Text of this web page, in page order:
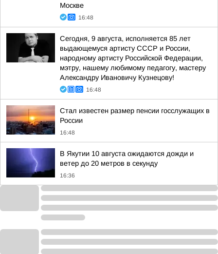
Москве
16:48
Сегодня, 9 августа, исполняется 85 лет
выдающемуся артисту СССР и России,
народному артисту Российской Федерации,
мэтру, нашему любимому педагогу, мастеру
Александру Ивановичу Кузнецову!
16:48
Стал известен размер пенсии госслужащих в
России
16:48
В Якутии 10 августа ожидаются дожди и
ветер до 20 метров в секунду
16:36